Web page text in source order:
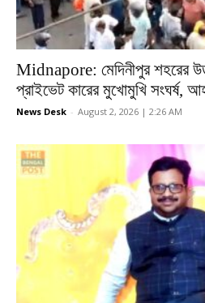
Midnapore: মেদিনীপুর শহরের
প্রাইভেট কারের মুখোমুখি সংঘর্ষ,
News Desk - August 2, 2026 | 2:26 AM